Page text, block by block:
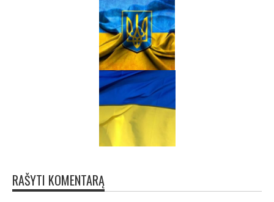
RAŠYTI KOMENTARĄ